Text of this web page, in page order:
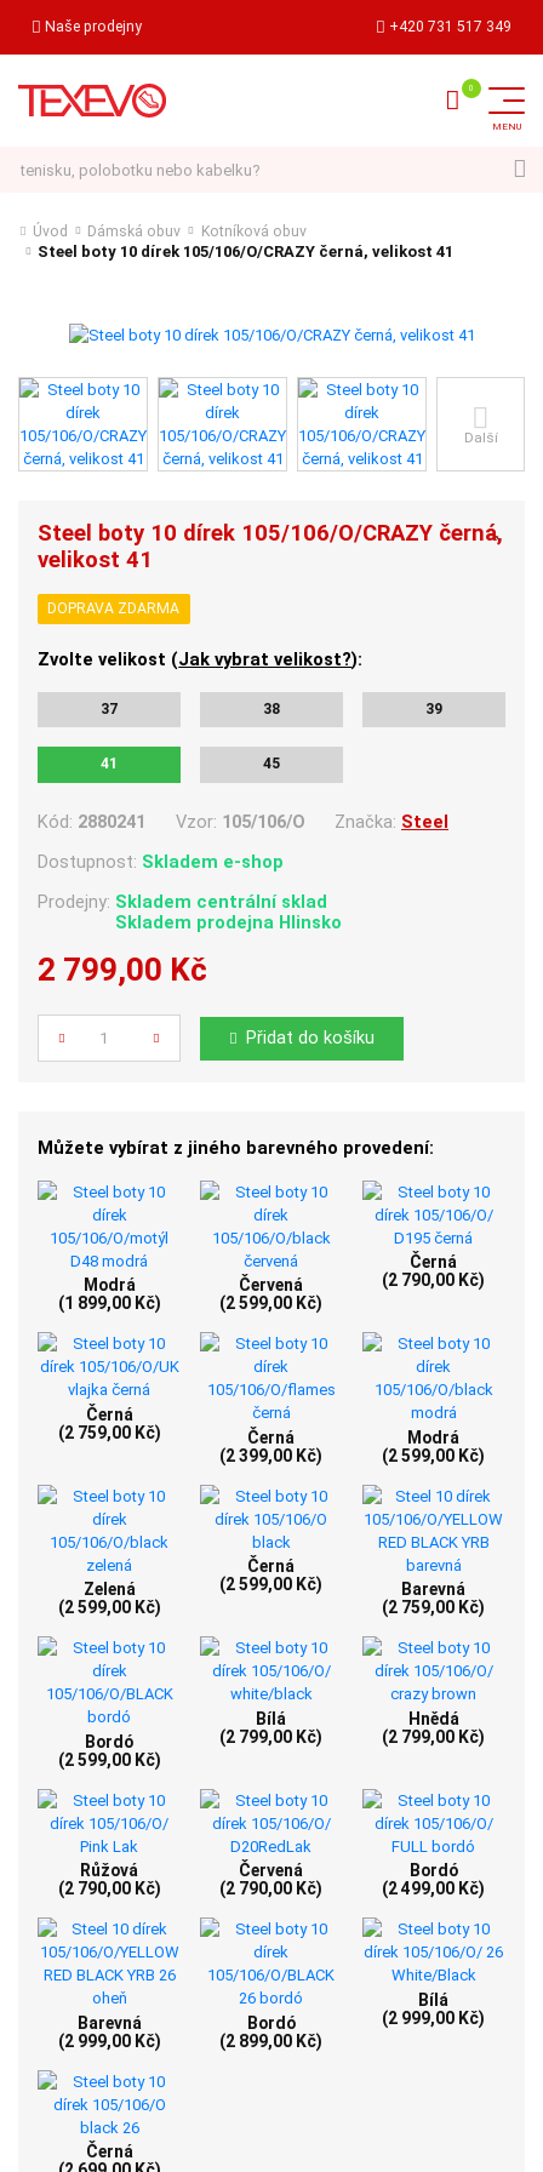
Naše prodejny +420 731 517 349
Úvod Dámská obuv Kotníková obuv
Steel boty 10 dírek 105/106/O/CRAZY černá, velikost 41
Další
Steel boty 10 dírek 105/106/O/CRAZY černá,
velikost 41
DOPRAVA ZDARMA
Zvolte velikost (Jak vybrat velikost?):
37 38 39
41 45
Kód: 2880241 Vzor: 105/106/O Značka: Steel
Dostupnost: Skladem e-shop
Prodejny: Skladem centrální sklad
Skladem prodejna Hlinsko
2 799,00 Kč
Počet
Přidat do košíku
Můžete vybírat z jiného barevného provedení:
Modrá
(1 899,00 Kč)
Červená
(2 599,00 Kč)
Černá
(2 790,00 Kč)
Černá
(2 759,00 Kč)
Černá
(2 399,00 Kč)
Modrá
(2 599,00 Kč)
Zelená
(2 599,00 Kč)
Černá
(2 599,00 Kč)
Barevná
(2 759,00 Kč)
Bordó
(2 599,00 Kč)
Bílá
(2 799,00 Kč)
Hnědá
(2 799,00 Kč)
Růžová
(2 790,00 Kč)
Červená
(2 790,00 Kč)
Bordó
(2 499,00 Kč)
Barevná
(2 999,00 Kč)
Bordó
(2 899,00 Kč)
Bílá
(2 999,00 Kč)
Černá